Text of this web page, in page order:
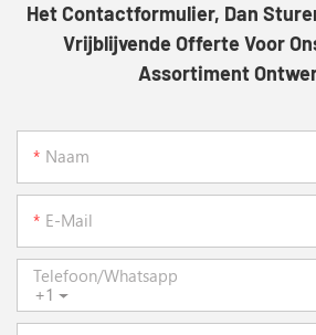
Het Contactformulier, Dan
Vrijblijvende Offerte Voor
Assortiment
Naam
E-Mail
+1
Telefoon/whatsapp